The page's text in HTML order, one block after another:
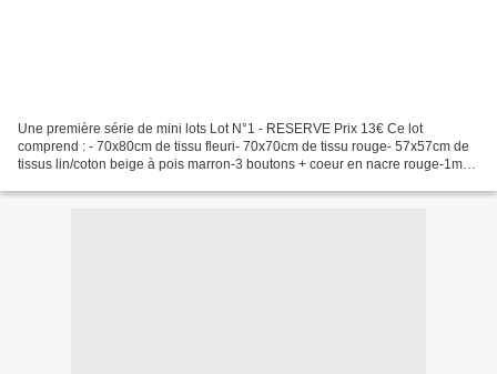
Une première série de mini lots Lot N°1 - RESERVE Prix 13€ Ce lot
comprend : - 70x80cm de tissu fleuri- 70x70cm de tissu rouge- 57x57cm de
tissus lin/coton beige à pois marron-3 boutons + coeur en nacre rouge-1m